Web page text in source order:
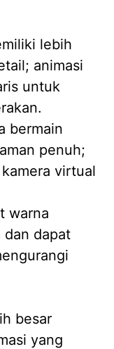
lebih
animasi
untuk
bermain
penuh;
virtual
warna
dan dapat
besar
yang